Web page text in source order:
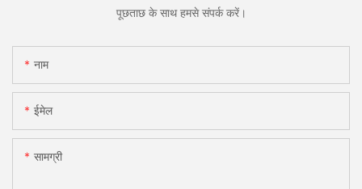
पूछताछ के साथ हमसे संपर्क करें।
नाम
ईमेल
सामग्री